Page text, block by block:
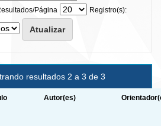
Página
Registro(s):
resultados 2 a 3 de 3
Autor(es)